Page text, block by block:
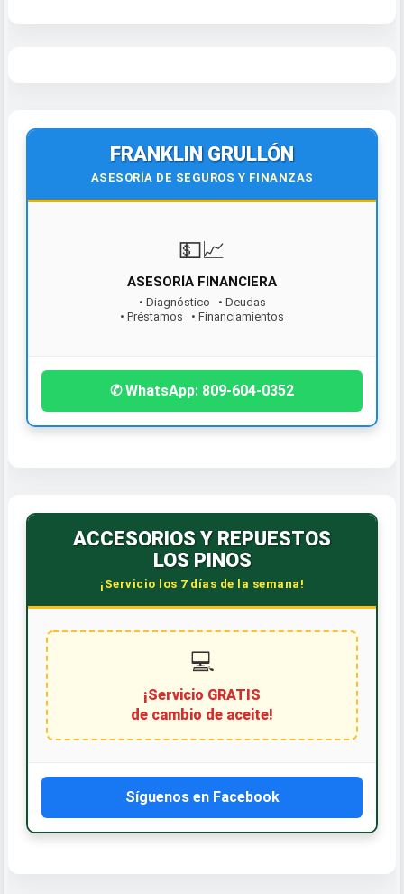
FRANKLIN GRULLÓN
ASESORÍA DE SEGUROS Y FINANZAS
💵📈
ASESORÍA FINANCIERA
• Diagnóstico • Deudas
• Préstamos • Financiamientos
¡Contáctanos hoy!
✆ WhatsApp: 809-604-0352
ACCESORIOS Y REPUESTOS
LOS PINOS
¡Servicio los 7 días de la semana!
💻
¡Servicio GRATIS
de cambio de aceite!
Síguenos en Facebook